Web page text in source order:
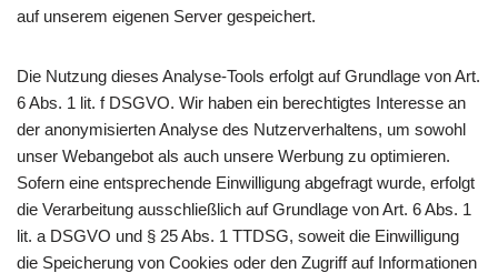
auf unserem eigenen Server gespeichert.
Die Nutzung dieses Analyse-Tools erfolgt auf Grundlage von Art.
6 Abs. 1 lit. f DSGVO. Wir haben ein berechtigtes Interesse an
der anonymisierten Analyse des Nutzerverhaltens, um sowohl
unser Webangebot als auch unsere Werbung zu optimieren.
Sofern eine entsprechende Einwilligung abgefragt wurde, erfolgt
die Verarbeitung ausschließlich auf Grundlage von Art. 6 Abs. 1
lit. a DSGVO und § 25 Abs. 1 TTDSG, soweit die Einwilligung
die Speicherung von Cookies oder den Zugriff auf Informationen